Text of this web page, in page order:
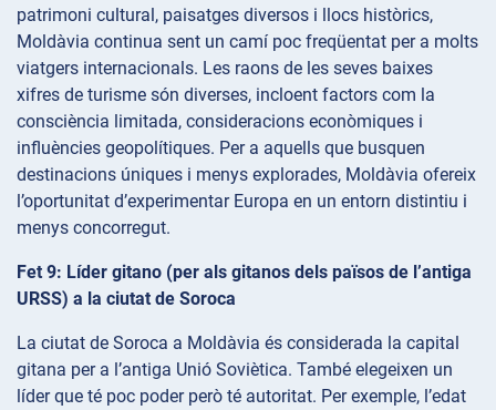
patrimoni cultural, paisatges diversos i llocs històrics,
Moldàvia continua sent un camí poc freqüentat per a molts
viatgers internacionals. Les raons de les seves baixes
xifres de turisme són diverses, incloent factors com la
consciència limitada, consideracions econòmiques i
influències geopolítiques. Per a aquells que busquen
destinacions úniques i menys explorades, Moldàvia ofereix
l’oportunitat d’experimentar Europa en un entorn distintiu i
menys concorregut.
Fet 9: Líder gitano (per als gitanos dels països de l’antiga
URSS) a la ciutat de Soroca
La ciutat de Soroca a Moldàvia és considerada la capital
gitana per a l’antiga Unió Soviètica. També elegeixen un
líder que té poc poder però té autoritat. Per exemple, l’edat